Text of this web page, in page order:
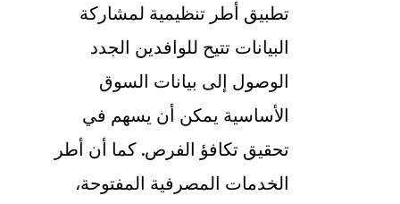
تطبيق أطر تنظيمية لمشاركة
البيانات تتيح للوافدين الجدد
الوصول إلى بيانات السوق
الأساسية يمكن أن يسهم في
تحقيق تكافؤ الفرص. كما أن أطر
الخدمات المصرفية المفتوحة،